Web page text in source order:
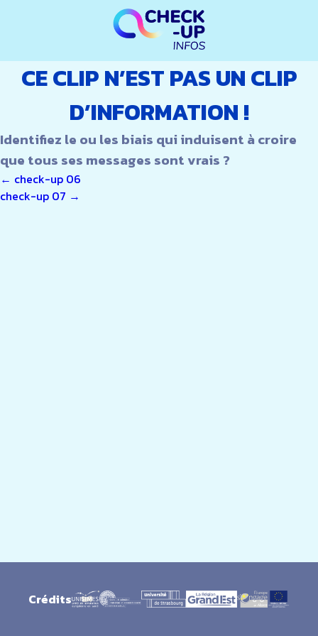
CE CLIP N’EST PAS UN CLIP
D’INFORMATION !
Identifiez le ou les biais qui induisent à croire
que tous ses messages sont vrais ?
NAVIGATION
← check-up 06
check-up 07 →
Crédits